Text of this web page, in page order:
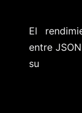
El
entre
su